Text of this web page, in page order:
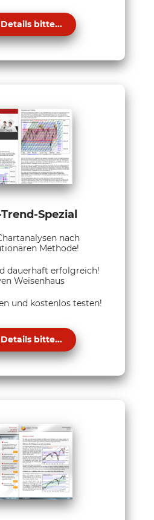
bitte...
Spezial
nach
Methode!
dauerhaft erfolgreich!
Weisenhaus
und kostenlos testen!
bitte...